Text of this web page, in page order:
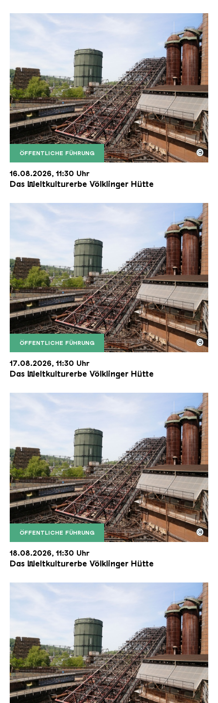
ÖFFENTLICHE FÜHRUNG
Der Erzschrägaufzug der Völklinger Hütte mit
Copyright: Weltkulturerbe Völklinger Hütte | Karl
©
16.08.2026, 11:30 Uhr
Das Weltkulturerbe Völklinger Hütte
ÖFFENTLICHE FÜHRUNG
Der Erzschrägaufzug der Völklinger Hütte mit
Copyright: Weltkulturerbe Völklinger Hütte | Karl
©
17.08.2026, 11:30 Uhr
Das Weltkulturerbe Völklinger Hütte
ÖFFENTLICHE FÜHRUNG
Der Erzschrägaufzug der Völklinger Hütte mit
Copyright: Weltkulturerbe Völklinger Hütte | Karl
©
18.08.2026, 11:30 Uhr
Das Weltkulturerbe Völklinger Hütte